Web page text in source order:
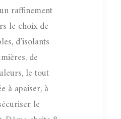
raffinement
le choix de
d’isolants
de
le tout
à apaiser, à
le